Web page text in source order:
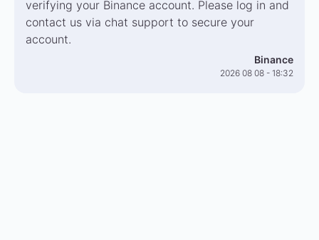
verifying your Binance account. Please log in and
contact us via chat support to secure your
account.
Binance
2026 08 08 - 18:32